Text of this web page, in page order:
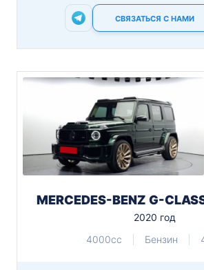
СВЯЗАТЬСЯ С НАМИ
MERCEDES-BENZ G-
2020 год
4000cc
Бензин